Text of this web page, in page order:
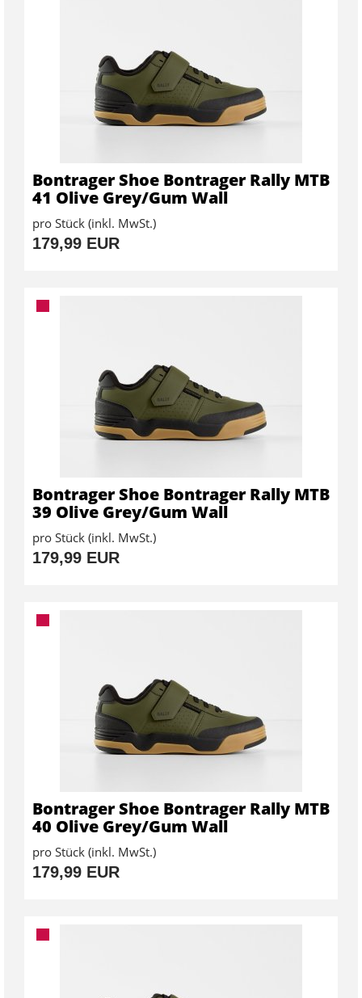
Bontrager Shoe Bontrager Rally MTB
41 Olive Grey/Gum Wall
pro Stück (inkl. MwSt.)
179,99 EUR
Bontrager Shoe Bontrager Rally MTB
39 Olive Grey/Gum Wall
pro Stück (inkl. MwSt.)
179,99 EUR
Bontrager Shoe Bontrager Rally MTB
40 Olive Grey/Gum Wall
pro Stück (inkl. MwSt.)
179,99 EUR